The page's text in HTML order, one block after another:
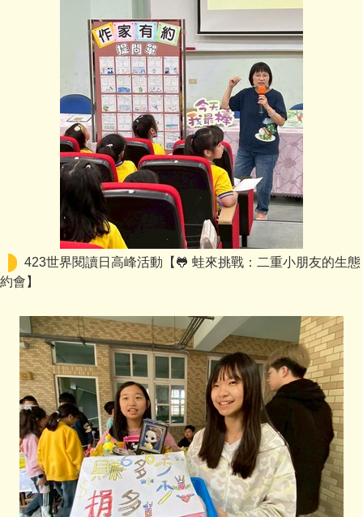
423世界閱讀日高峰活動【🐸 蛙來挑戰：二重小朋友的生態
約會】